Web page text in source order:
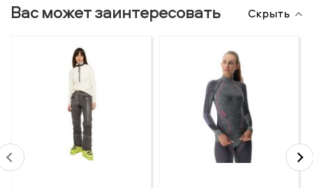
Вас может заинтересовать Скрыть